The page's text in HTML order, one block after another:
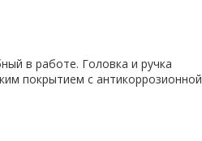
в работе. Головка и ручка
покрытием с антикоррозионной